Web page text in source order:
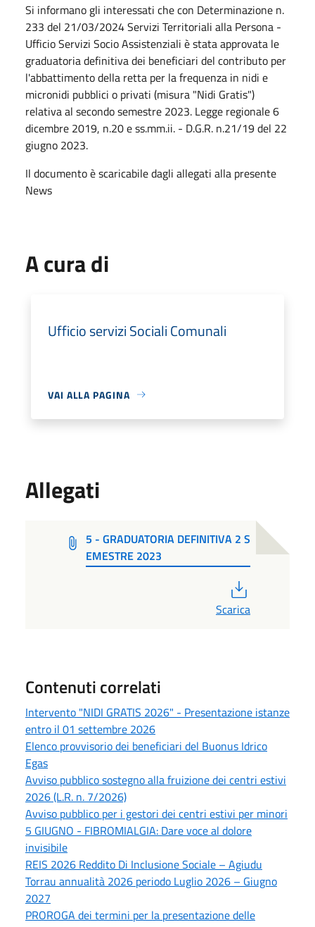
Si informano gli interessati che con Determinazione n.
233 del 21/03/2024 Servizi Territoriali alla Persona -
Ufficio Servizi Socio Assistenziali è stata approvata le
graduatoria definitiva dei beneficiari del contributo per
l'abbattimento della retta per la frequenza in nidi e
micronidi pubblici o privati (misura "Nidi Gratis")
relativa al secondo semestre 2023. Legge regionale 6
dicembre 2019, n.20 e ss.mm.ii. - D.G.R. n.21/19 del 22
giugno 2023.
Il documento è scaricabile dagli allegati alla presente
News
A cura di
Ufficio servizi Sociali Comunali
VAI ALLA PAGINA
Allegati
5 - GRADUATORIA DEFINITIVA 2 S
EMESTRE 2023
Scarica
Contenuti correlati
Intervento "NIDI GRATIS 2026" - Presentazione istanze
entro il 01 settembre 2026
Elenco provvisorio dei beneficiari del Buonus Idrico
Egas
Avviso pubblico sostegno alla fruizione dei centri estivi
2026 (L.R. n. 7/2026)
Avviso pubblico per i gestori dei centri estivi per minori
5 GIUGNO - FIBROMIALGIA: Dare voce al dolore
invisibile
REIS 2026 Reddito Di Inclusione Sociale – Agiudu
Torrau annualità 2026 periodo Luglio 2026 – Giugno
2027
PROROGA dei termini per la presentazione delle